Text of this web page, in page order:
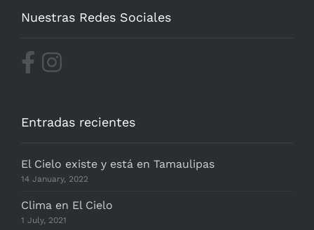
Nuestras Redes Sociales
Entradas recientes
El Cielo existe y está en Tamaulipas
14 January, 2022
Clima en El Cielo
1 July, 2021